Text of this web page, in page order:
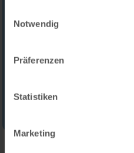
Notwendig
Präferenzen
Statistiken
Marketing